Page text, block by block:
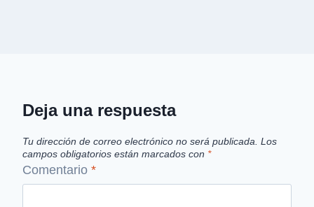
Deja una respuesta
Tu dirección de correo electrónico no será publicada. Los
campos obligatorios están marcados con *
Comentario *